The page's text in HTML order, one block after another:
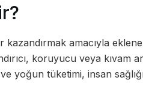
kazandırmak amacıyla
koruyucu veya kıvam
yoğun tüketimi, insan